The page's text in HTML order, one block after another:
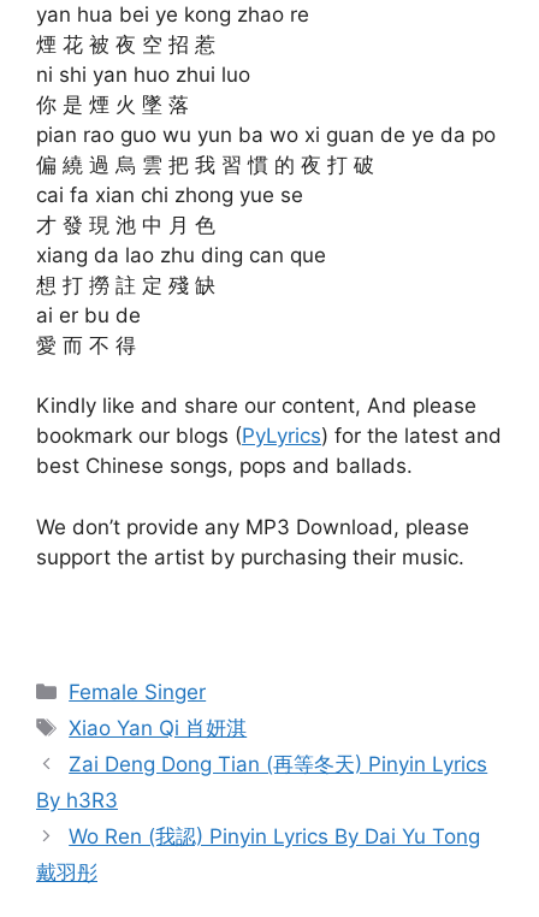
yan hua bei ye kong zhao re
煙 花 被 夜 空 招 惹
ni shi yan huo zhui luo
你 是 煙 火 墜 落
pian rao guo wu yun ba wo xi guan de ye da po
偏 繞 過 烏 雲 把 我 習 慣 的 夜 打 破
cai fa xian chi zhong yue se
才 發 現 池 中 月 色
xiang da lao zhu ding can que
想 打 撈 註 定 殘 缺
ai er bu de
愛 而 不 得
Kindly like and share our content, And please
bookmark our blogs (PyLyrics) for the latest and
best Chinese songs, pops and ballads.
We don’t provide any MP3 Download, please
support the artist by purchasing their music.
Categories
Female Singer
Tags
Xiao Yan Qi 肖妍淇
Post
navigation
Zai Deng Dong Tian (再等冬天) Pinyin Lyrics
By h3R3
Wo Ren (我認) Pinyin Lyrics By Dai Yu Tong
戴羽彤